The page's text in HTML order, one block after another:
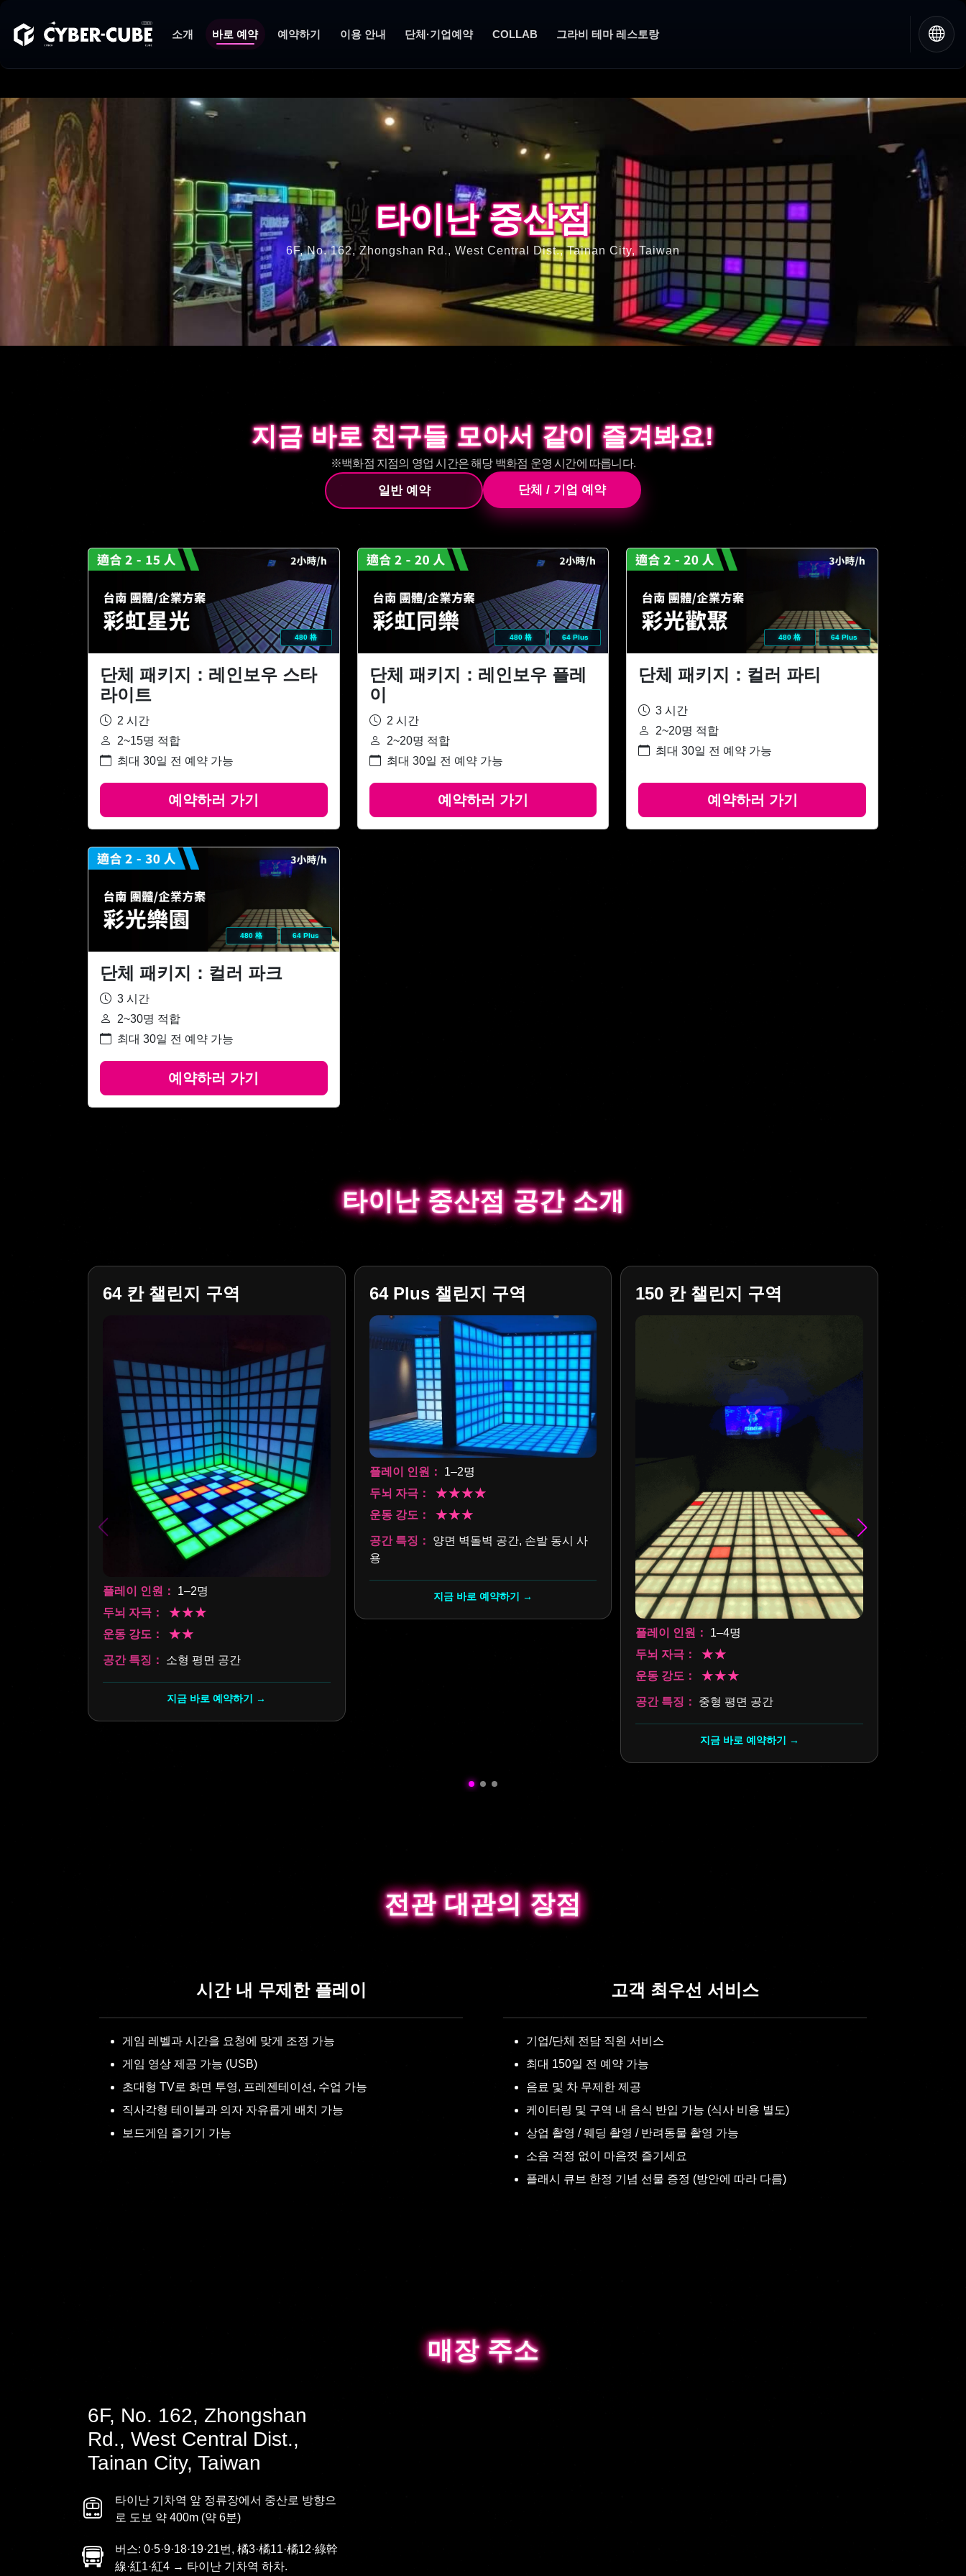
소개 바로 예약 예약하기 이용 안내 단체·기업예약 COLLAB 그라비 테마 레스토랑
타이난 중산점
타이난 중산점
6F, No. 162, Zhongshan Rd., West Central Dist., Tainan City, Taiwan
지금 바로 친구들 모아서 같이 즐겨봐요!
지금 바로 친구들 모아서 같이 즐겨봐요!
※백화점 지점의 영업 시간은 해당 백화점 운영 시간에 따릅니다.
일반 예약 단체 / 기업 예약
480 格
단체 패키지：레인보우 스타
라이트
2 시간
2~15명 적합
최대 30일 전 예약 가능
예약하러 가기
480 格 64 Plus
단체 패키지：레인보우 플레
이
2 시간
2~20명 적합
최대 30일 전 예약 가능
예약하러 가기
480 格 64 Plus
단체 패키지：컬러 파티
3 시간
2~20명 적합
최대 30일 전 예약 가능
예약하러 가기
480 格 64 Plus
단체 패키지：컬러 파크
3 시간
2~30명 적합
최대 30일 전 예약 가능
예약하러 가기
타이난 중산점 공간 소개
타이난 중산점 공간 소개
64 칸 챌린지 구역
플레이 인원：
1–2명
두뇌 자극：
★★★
운동 강도：
★★
공간 특징： 소형 평면 공간
지금 바로 예약하기 →
64 Plus 챌린지 구역
플레이 인원：
1–2명
두뇌 자극：
★★★★
운동 강도：
★★★
공간 특징：
양면 벽돌벽 공간, 손발 동시 사
용
지금 바로 예약하기 →
150 칸 챌린지 구역
플레이 인원：
1–4명
두뇌 자극：
★★
운동 강도：
★★★
공간 특징： 중형 평면 공간
지금 바로 예약하기 →
전관 대관의 장점
전관 대관의 장점
시간 내 무제한 플레이
게임 레벨과 시간을 요청에 맞게 조정 가능
게임 영상 제공 가능 (USB)
초대형 TV로 화면 투영, 프레젠테이션, 수업 가능
직사각형 테이블과 의자 자유롭게 배치 가능
보드게임 즐기기 가능
고객 최우선 서비스
기업/단체 전담 직원 서비스
최대 150일 전 예약 가능
음료 및 차 무제한 제공
케이터링 및 구역 내 음식 반입 가능 (식사 비용 별도)
상업 촬영 / 웨딩 촬영 / 반려동물 촬영 가능
소음 걱정 없이 마음껏 즐기세요
플래시 큐브 한정 기념 선물 증정 (방안에 따라 다름)
매장 주소
매장 주소
6F, No. 162, Zhongshan
Rd., West Central Dist.,
Tainan City, Taiwan
타이난 기차역 앞 정류장에서 중산로 방향으
로 도보 약 400m (약 6분)
버스: 0·5·9·18·19·21번, 橘3·橘11·橘12·綠幹
線·紅1·紅4 → 타이난 기차역 하차.